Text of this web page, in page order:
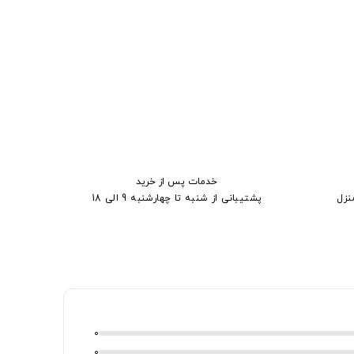
خدمات پس از خرید
پشتیبانی از شنبه تا چهارشنبه 9 الی 18
0